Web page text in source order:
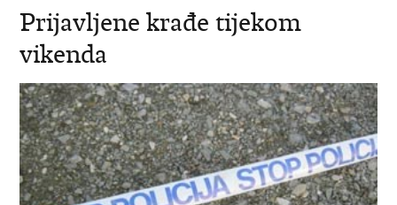
Prijavljene krađe tijekom
vikenda